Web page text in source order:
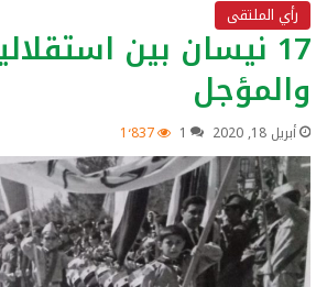
رأي الملتقى
17 نيسان بين
والمؤجل
أبريل 18, 2020 1 1٬837